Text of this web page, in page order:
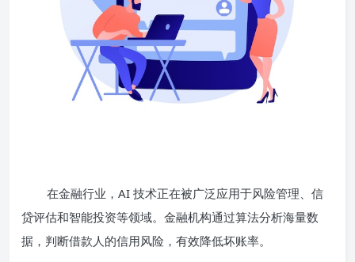
在金融行业，AI 技术正在被广泛应用于风险管理、信
贷评估和智能投资等领域。金融机构通过算法分析海量数
据，判断借款人的信用风险，有效降低坏账率。